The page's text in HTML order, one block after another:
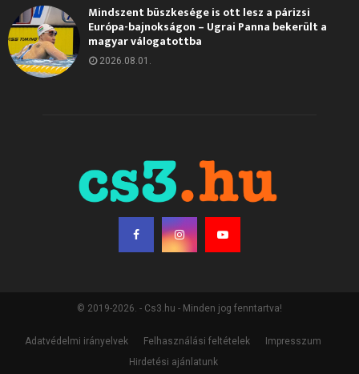
Mindszent büszkesége is ott lesz a párizsi
Európa-bajnokságon – Ugrai Panna bekerült a
magyar válogatottba
2026.08.01.
© 2019-2026. - Cs3.hu - Minden jog fenntartva!
Adatvédelmi irányelvek Felhasználási feltételek
Impresszum
Hirdetési ajánlatunk